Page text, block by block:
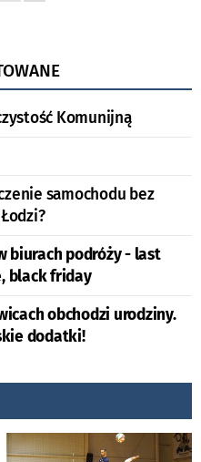
Komunijną
samochodu bez
biurach podróży - last
black friday
obchodzi urodziny.
dodatki!